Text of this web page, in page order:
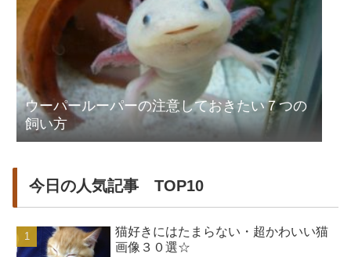
ウーパールーパーの注意しておきたい７つの
飼い方
今日の人気記事 TOP10
猫好きにはたまらない・超かわいい猫
画像３０選☆